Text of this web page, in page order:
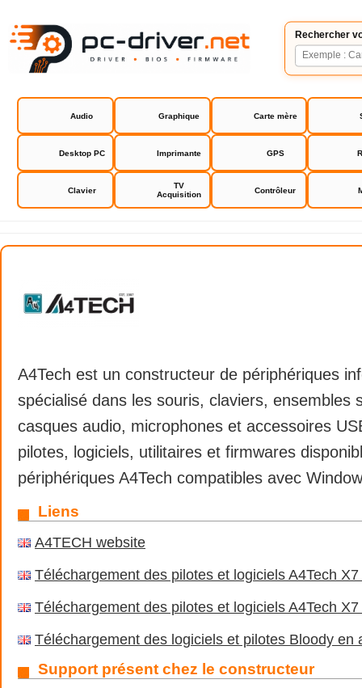
Rechercher
Audio Graphique Carte mère
Desktop PC Imprimante GPS
Clavier
TV
Acquisition
Contrôleur
A4Tech
A4Tech est un constructeur de périphériques
spécialisé dans les souris, claviers, ensembles
casques audio, microphones et accessoires
pilotes, logiciels, utilitaires et firmwares
périphériques A4Tech compatibles avec
Liens
A4TECH website
Téléchargement des pilotes et logiciels A4Tech
Téléchargement des pilotes et logiciels A4Tech
Téléchargement des logiciels et pilotes Bloody en
Support présent chez le constructeur